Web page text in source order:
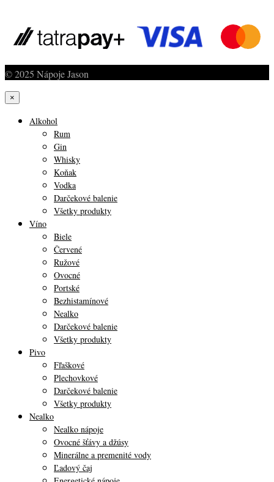
© 2025 Nápoje Jason
×
Alkohol
Rum
Gin
Whisky
Koňak
Vodka
Darčekové balenie
Všetky produkty
Víno
Biele
Červené
Ružové
Ovocné
Portské
Bezhistamínové
Nealko
Darčekové balenie
Všetky produkty
Pivo
Fľaškové
Plechovkové
Darčekové balenie
Všetky produkty
Nealko
Nealko nápoje
Ovocné šťávy a džúsy
Minerálne a premenité vody
Ľadový čaj